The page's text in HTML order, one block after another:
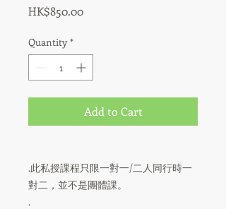
HK$850.00Price
Quantity *
Add to Cart
.此私授課程只限一對一/二人同行時一
對二，並不是團體課。
.